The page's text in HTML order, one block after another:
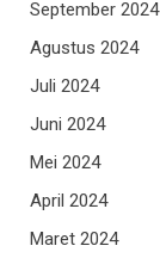
September 2024
Agustus 2024
Juli 2024
Juni 2024
Mei 2024
April 2024
Maret 2024